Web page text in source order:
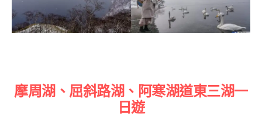
摩周湖、屈斜路湖、阿寒湖道東三湖一
日遊